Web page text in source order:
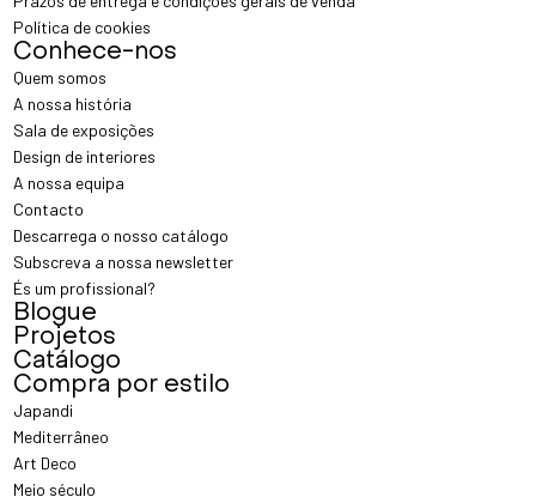
Política de cookies
Conhece-nos
Quem somos
A nossa história
Sala de exposições
Design de interiores
A nossa equipa
Contacto
Descarrega o nosso catálogo
Subscreva a nossa newsletter
És um profissional?
Blogue
Projetos
Catálogo
Compra por estilo
Japandi
Mediterrâneo
Art Deco
Meio século